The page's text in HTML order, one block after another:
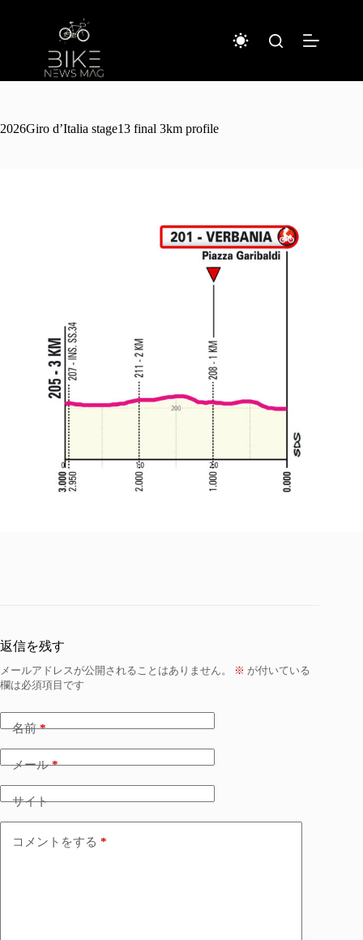
キ
2026Giro d’Italia stage13 final 3km profile
返信を残す
メールアドレスが公開されることはありません。 ※ が付いている
欄は必須項目です
名前*
メール*
サイト
コメントをする *